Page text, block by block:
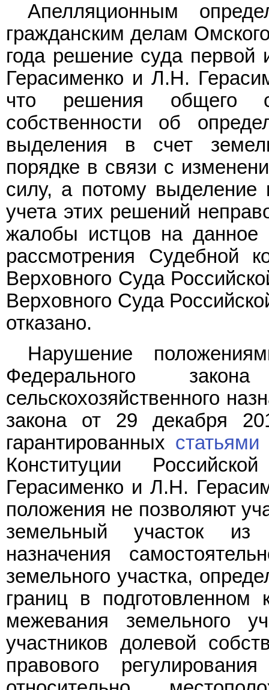
Апелляционным
гражданским делам
года решение суда первой
Герасименко и Л.Н.
что решения общего
собственности об
выделения в счет
порядке в связи с
силу, а потому выделение
учета этих решений
жалобы истцов на данное
рассмотрения Судебной
Верховного Суда
Верховного Суда
отказано.
Нарушение
Федерального
сельскохозяйственного
закона от 29 декабря
гарантированных статьями
Конституции
Герасименко и Л.Н.
положения не позволяют
земельный участок из
назначения
земельного участка,
границ в подготовленном
межевания земельного
участников долевой
правового